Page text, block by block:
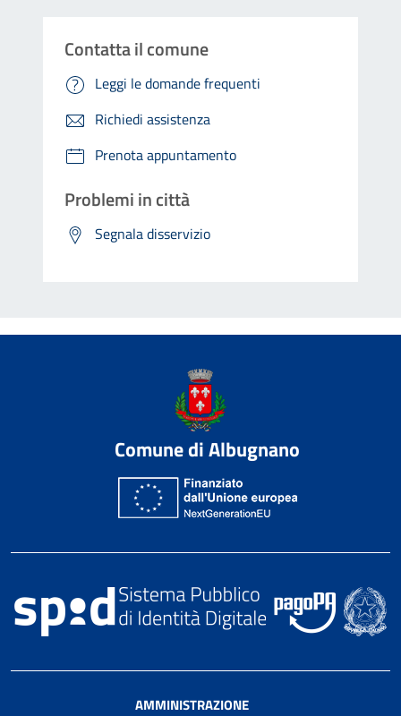
Contatta il comune
Leggi le domande frequenti
Richiedi assistenza
Prenota appuntamento
Problemi in città
Segnala disservizio
Comune di Albugnano
AMMINISTRAZIONE